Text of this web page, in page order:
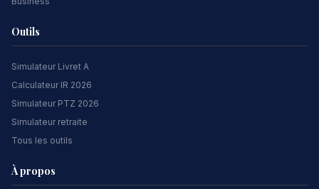
Outils
Simulateur Livret A
Calculateur IR 2026
Simulateur PTZ 2026
Simulateur retraite
Tous les outils
À propos